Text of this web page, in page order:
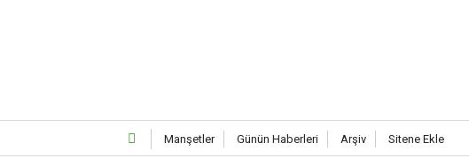
Manşetler Günün Haberleri Arşiv Sitene Ekle